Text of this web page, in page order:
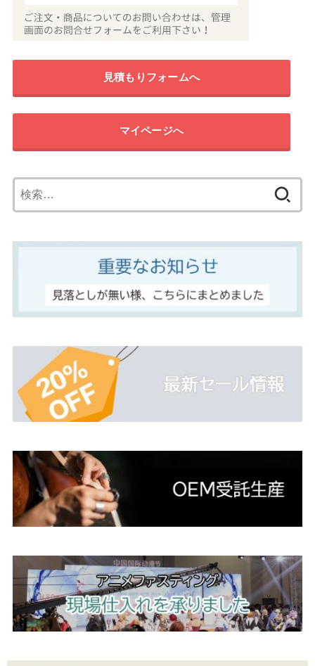
見積もりフォームへ
マイページへ
索: